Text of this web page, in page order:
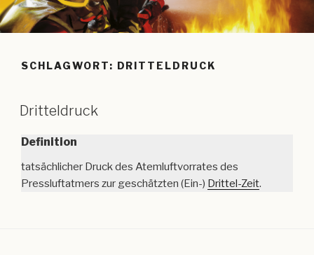
SCHLAGWORT: DRITTELDRUCK
Dritteldruck
Definition
tatsächlicher Druck des Atemluftvorrates des
Pressluftatmers zur geschätzten (Ein-) Drittel-Zeit.